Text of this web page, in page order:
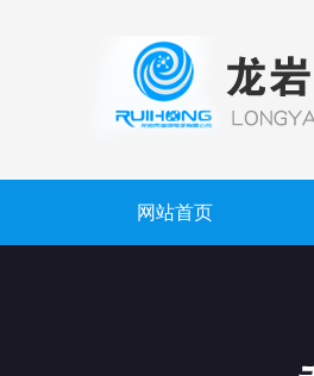
网站首页